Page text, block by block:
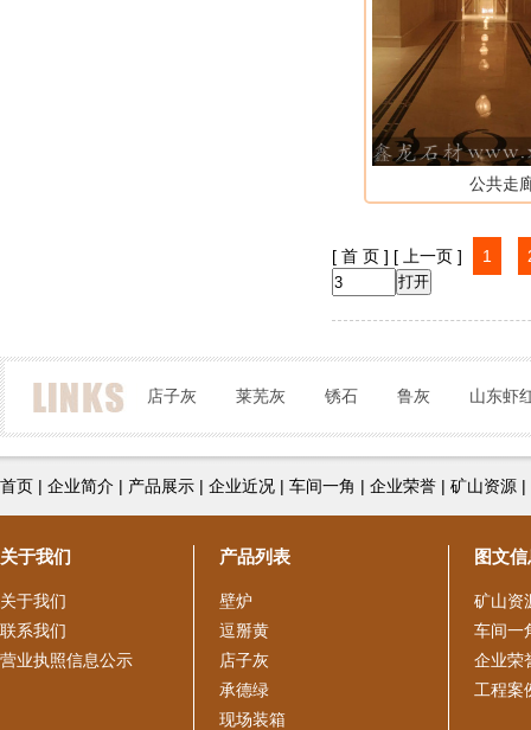
公共走
[ 首 页 ] [ 上一页 ] 1
店子灰 莱芜灰 锈石 鲁灰 山东虾
首页 | 企业简介 | 产品展示 | 企业近况 | 车间一角 | 企业荣誉 | 矿山资源 |
关于我们
关于我们
联系我们
营业执照信息公示
产品列表
壁炉
逗掰黄
店子灰
承德绿
现场装箱
图文
矿山资
车间一
企业荣
工程案